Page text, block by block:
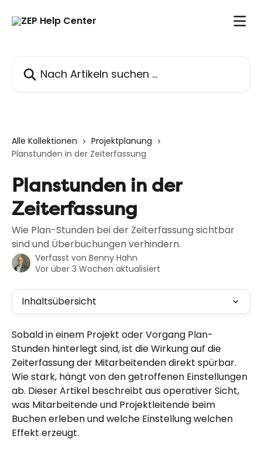
Alle Kollektionen
Projektplanung
Planstunden in der Zeiterfassung
Planstunden in der
Zeiterfassung
Wie Plan-Stunden bei der Zeiterfassung sichtbar
sind und Überbuchungen verhindern.
Verfasst von Benny Hahn
Vor über 3 Wochen aktualisiert
Inhaltsübersicht
Sobald in einem Projekt oder Vorgang Plan-
Stunden hinterlegt sind, ist die Wirkung auf die
Zeiterfassung der Mitarbeitenden direkt spürbar.
Wie stark, hängt von den getroffenen Einstellungen
ab. Dieser Artikel beschreibt aus operativer Sicht,
was Mitarbeitende und Projektleitende beim
Buchen erleben und welche Einstellung welchen
Effekt erzeugt.